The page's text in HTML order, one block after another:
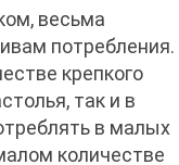
весьма
потребления.
крепкого
так и в
в малых
количестве